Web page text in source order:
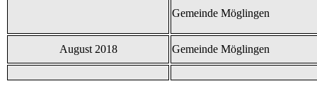
Gemeinde Möglingen
August 2018 Gemeinde Möglingen